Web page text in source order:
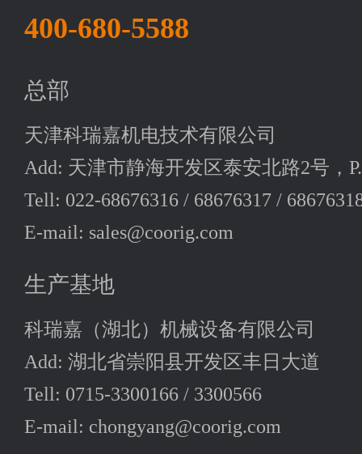
400-680-5588
总部
天津科瑞嘉机电技术有限公司
Add: 天津市静海开发区泰安北路2号，
Tell: 022-68676316 / 68676317 /
E-mail: sales@coorig.com
生产基地
科瑞嘉（湖北）机械设备有限公司
Add: 湖北省崇阳县开发区丰日大道
Tell: 0715-3300166 / 3300566
E-mail: chongyang@coorig.com